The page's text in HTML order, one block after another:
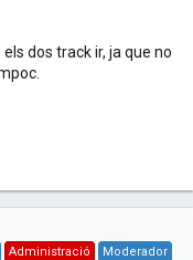
dos track ir, ja que no
Administració
Moderador